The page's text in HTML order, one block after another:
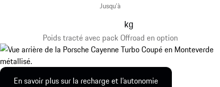
Poids tracté avec pack Offroad en option
Jusqu’à
kg
En savoir plus sur la recharge et l’autonomie